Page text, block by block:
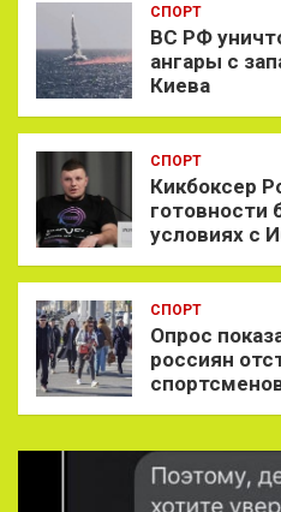
СПОРТ
ВС РФ
ангары с
Киева
СПОРТ
Кикбоксер
готовности
условиях с
СПОРТ
Опрос
россиян